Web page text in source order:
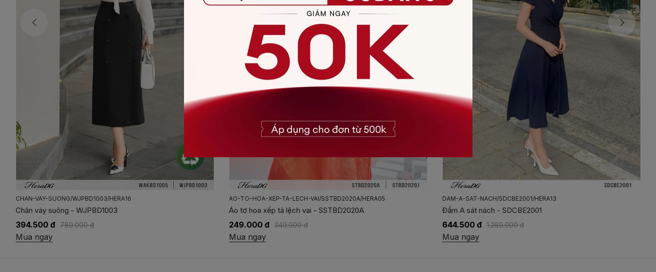
CHAN-VAY-SUONG/WJPBD1003/HERA16
Chân váy suông - WJPBD1003
394.500 đ 789.000 đ
Mua ngay
AO-TO-HOA-XEP-TA-LECH-VAI/SSTBD2020A/HERA05
Áo tơ hoa xếp tà lệch vai - SSTBD2020A
249.000 đ 349.000 đ
Mua ngay
DAM-A-SAT-NACH/SDCBE2001/HERA13
Đầm A sát nách - SDCBE2001
644.500 đ 1.289.000 đ
Mua ngay